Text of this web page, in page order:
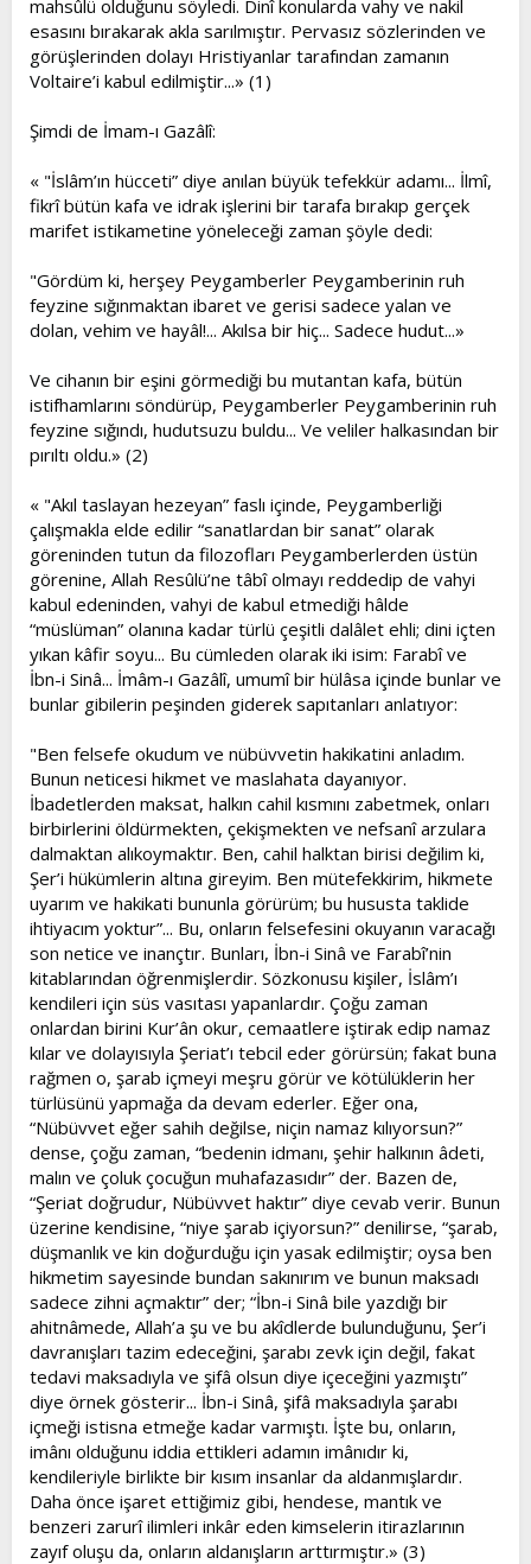
mahsûlü olduğunu söyledi. Dinî konularda vahy ve nakil
esasını bırakarak akla sarılmıştır. Pervasız sözlerinden ve
görüşlerinden dolayı Hristiyanlar tarafından zamanın
Voltaire’i kabul edilmiştir...» (1)
Şimdi de İmam-ı Gazâlî:
« "İslâm’ın hücceti” diye anılan büyük tefekkür adamı... İlmî,
fikrî bütün kafa ve idrak işlerini bir tarafa bırakıp gerçek
marifet istikametine yöneleceği zaman şöyle dedi:
"Gördüm ki, herşey Peygamberler Peygamberinin ruh
feyzine sığınmaktan ibaret ve gerisi sadece yalan ve
dolan, vehim ve hayâl!... Akılsa bir hiç... Sadece hudut...»
Ve cihanın bir eşini görmediği bu mutantan kafa, bütün
istifhamlarını söndürüp, Peygamberler Peygamberinin ruh
feyzine sığındı, hudutsuzu buldu... Ve veliler halkasından bir
pırıltı oldu.» (2)
« "Akıl taslayan hezeyan” faslı içinde, Peygamberliği
çalışmakla elde edilir “sanatlardan bir sanat” olarak
göreninden tutun da filozofları Peygamberlerden üstün
görenine, Allah Resûlü’ne tâbî olmayı reddedip de vahyi
kabul edeninden, vahyi de kabul etmediği hâlde
“müslüman” olanına kadar türlü çeşitli dalâlet ehli; dini içten
yıkan kâfir soyu... Bu cümleden olarak iki isim: Farabî ve
İbn-i Sinâ... İmâm-ı Gazâlî, umumî bir hülâsa içinde bunlar ve
bunlar gibilerin peşinden giderek sapıtanları anlatıyor:
"Ben felsefe okudum ve nübüvvetin hakikatini anladım.
Bunun neticesi hikmet ve maslahata dayanıyor.
İbadetlerden maksat, halkın cahil kısmını zabetmek, onları
birbirlerini öldürmekten, çekişmekten ve nefsanî arzulara
dalmaktan alıkoymaktır. Ben, cahil halktan birisi değilim ki,
Şer’i hükümlerin altına gireyim. Ben mütefekkirim, hikmete
uyarım ve hakikati bununla görürüm; bu hususta taklide
ihtiyacım yoktur”... Bu, onların felsefesini okuyanın varacağı
son netice ve inançtır. Bunları, İbn-i Sinâ ve Farabî’nin
kitablarından öğrenmişlerdir. Sözkonusu kişiler, İslâm’ı
kendileri için süs vasıtası yapanlardır. Çoğu zaman
onlardan birini Kur’ân okur, cemaatlere iştirak edip namaz
kılar ve dolayısıyla Şeriat’ı tebcil eder görürsün; fakat buna
rağmen o, şarab içmeyi meşru görür ve kötülüklerin her
türlüsünü yapmağa da devam ederler. Eğer ona,
“Nübüvvet eğer sahih değilse, niçin namaz kılıyorsun?”
dense, çoğu zaman, “bedenin idmanı, şehir halkının âdeti,
malın ve çoluk çocuğun muhafazasıdır” der. Bazen de,
“Şeriat doğrudur, Nübüvvet haktır” diye cevab verir. Bunun
üzerine kendisine, “niye şarab içiyorsun?” denilirse, “şarab,
düşmanlık ve kin doğurduğu için yasak edilmiştir; oysa ben
hikmetim sayesinde bundan sakınırım ve bunun maksadı
sadece zihni açmaktır” der; “İbn-i Sinâ bile yazdığı bir
ahitnâmede, Allah’a şu ve bu akîdlerde bulunduğunu, Şer’i
davranışları tazim edeceğini, şarabı zevk için değil, fakat
tedavi maksadıyla ve şifâ olsun diye içeceğini yazmıştı”
diye örnek gösterir... İbn-i Sinâ, şifâ maksadıyla şarabı
içmeği istisna etmeğe kadar varmıştı. İşte bu, onların,
imânı olduğunu iddia ettikleri adamın imânıdır ki,
kendileriyle birlikte bir kısım insanlar da aldanmışlardır.
Daha önce işaret ettiğimiz gibi, hendese, mantık ve
benzeri zarurî ilimleri inkâr eden kimselerin itirazlarının
zayıf oluşu da, onların aldanışların arttırmıştır.» (3)